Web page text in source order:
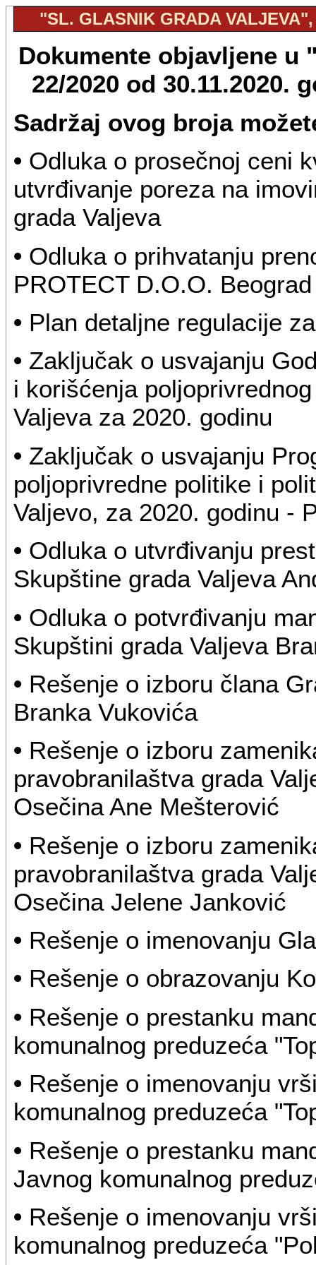
"SL. GLASNIK GRADA
Dokumente objavljene u
22/2020 od 30.11.2020.
Sadržaj ovog broja
• Odluka o prosečnoj ceni
utvrđivanje poreza na
grada Valjeva
• Odluka o prihvatanju
PROTECT D.O.O. Beograd
• Plan detaljne regulacije
• Zaključak o usvajanju
i korišćenja
Valjeva za 2020. godinu
• Zaključak o usvajanju
poljoprivredne politike i
Valjevo, za 2020. godinu -
• Odluka o utvrđivanju
Skupštine grada Valjeva
• Odluka o potvrđivanju
Skupštini grada Valjeva
• Rešenje o izboru člana
Branka Vukovića
• Rešenje o izboru
pravobranilaštva grada
Osečina Ane Mešterović
• Rešenje o izboru
pravobranilaštva grada
Osečina Jelene Janković
• Rešenje o imenovanju
• Rešenje o obrazovanju
• Rešenje o prestanku
komunalnog preduzeća
• Rešenje o imenovanju
komunalnog preduzeća
• Rešenje o prestanku
Javnog komunalnog
• Rešenje o imenovanju
komunalnog preduzeća